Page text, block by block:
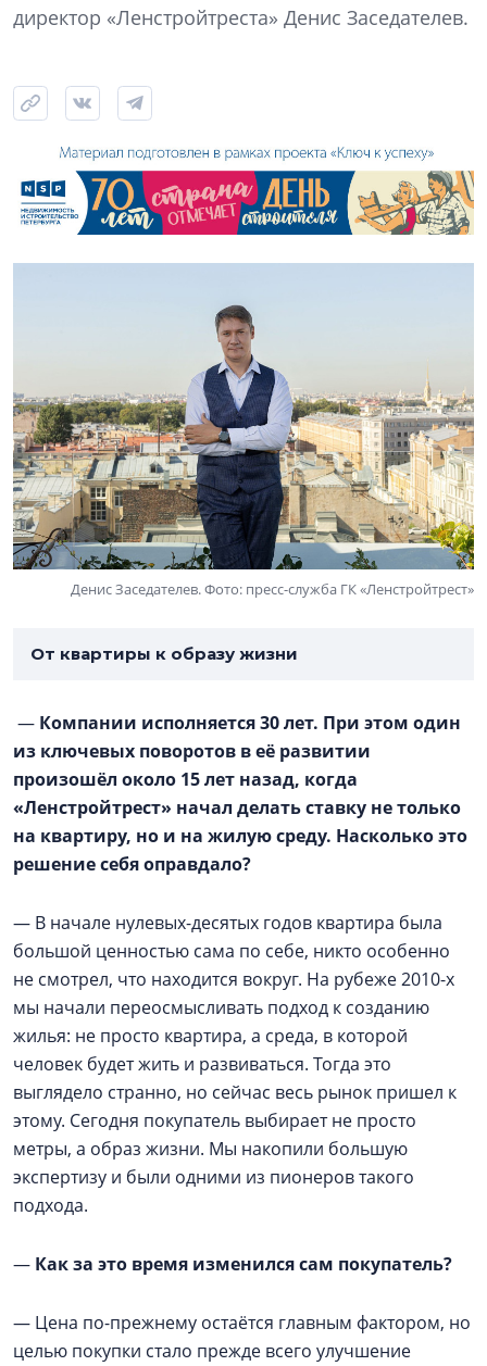
директор «Ленстройтреста» Денис Заседателев.
Денис Заседателев. Фото: пресс-служба ГК «Ленстройтрест»
От квартиры к образу жизни
— Компании исполняется 30 лет. При этом один
из ключевых поворотов в её развитии
произошёл около 15 лет назад, когда
«Ленстройтрест» начал делать ставку не только
на квартиру, но и на жилую среду. Насколько это
решение себя оправдало?
— В начале нулевых-десятых годов квартира была
большой ценностью сама по себе, никто особенно
не смотрел, что находится вокруг. На рубеже 2010-х
мы начали переосмысливать подход к созданию
жилья: не просто квартира, а среда, в которой
человек будет жить и развиваться. Тогда это
выглядело странно, но сейчас весь рынок пришел к
этому. Сегодня покупатель выбирает не просто
метры, а образ жизни. Мы накопили большую
экспертизу и были одними из пионеров такого
подхода.
— Как за это время изменился сам покупатель?
— Цена по-прежнему остаётся главным фактором, но
целью покупки стало прежде всего улучшение